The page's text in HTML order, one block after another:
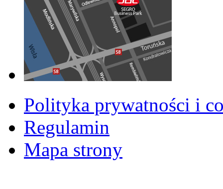
Polityka prywatności i
Regulamin
Mapa strony